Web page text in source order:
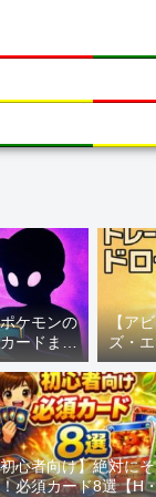
ケモンの
ードまと
】
【ア
ズ・
カ
心者向け】絶対に
必須カード8選【H